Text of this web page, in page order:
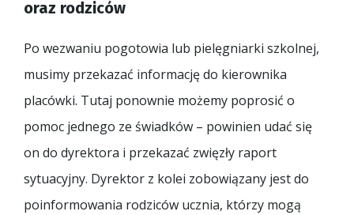
oraz rodziców
Po wezwaniu pogotowia lub pielęgniarki szkolnej,
musimy przekazać informację do kierownika
placówki. Tutaj ponownie możemy poprosić o
pomoc jednego ze świadków – powinien udać się
on do dyrektora i przekazać zwięzły raport
sytuacyjny. Dyrektor z kolei zobowiązany jest do
poinformowania rodziców ucznia, którzy mogą